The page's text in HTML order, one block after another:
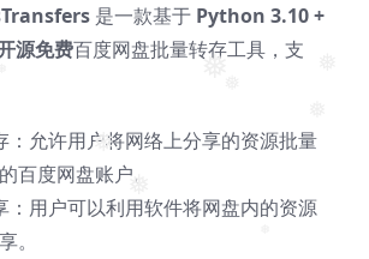
❅
❅
❅
是一款基于 Python 3.10 +
源免费百度网盘批量转存工具，支
：允许用户将网络上分享的资源批量
百度网盘账户。
：用户可以利用软件将网盘内的资源
。